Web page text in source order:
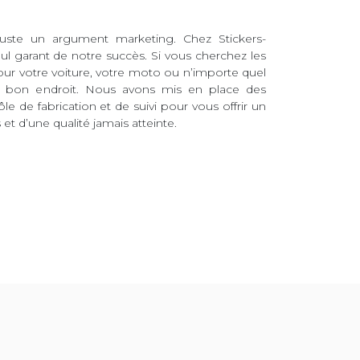
un argument marketing. Chez Stickers-
garant de notre succès. Si vous cherchez les
votre voiture, votre moto ou n’importe quel
bon endroit. Nous avons mis en place des
de fabrication et de suivi pour vous offrir un
d’une qualité jamais atteinte.